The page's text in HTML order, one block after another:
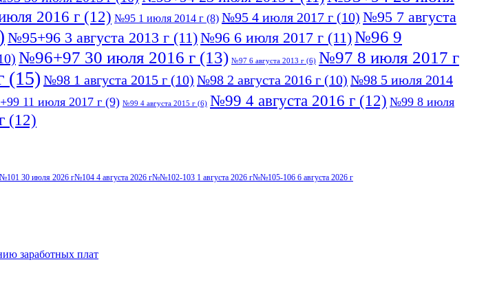
2016 г (12) №95 1 июля 2014 г (8) №95 4 июля 2017 г (10) №95 7 августа
№95+96 3 августа 2013 г (11)№96 6 июля 2017 г (11)№96 9
№96+97 30 июля 2016 г (13) №97 6 августа 2013 г (6) №97 8 июля 2017 г
(15) №98 1 августа 2015 г (10) №98 2 августа 2016 г (10) №98 5 июля 2014
11 июля 2017 г (9) №99 4 августа 2015 г (6) №99 4 августа 2016 г (12) №99 8 июля
(12)
№101 30 июля 2026 г№104 4 августа 2026 г№№102-103 1 августа 2026 г№№105-106 6 августа 2026 г
заработных плат